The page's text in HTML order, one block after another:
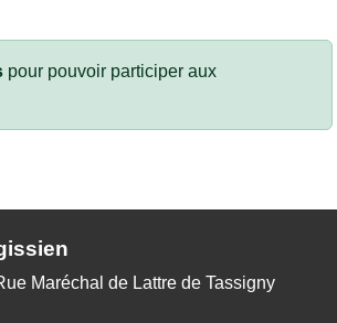
pour pouvoir participer aux
Maréchal de Lattre de Tassigny